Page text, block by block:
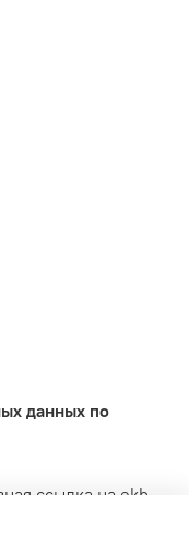
данных по
ссылка на ekb-